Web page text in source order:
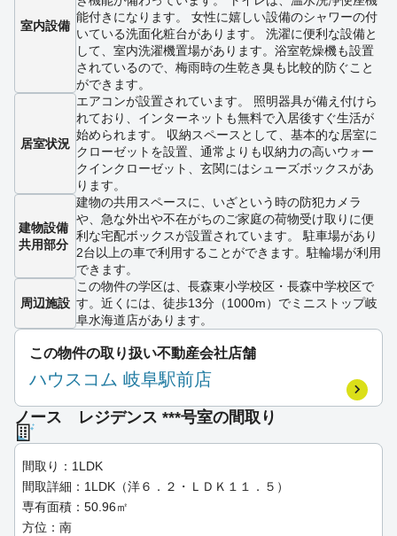
室内設備
能付きになります。 女性に嬉しい設備のシャワーの付
いている洗面化粧台があります。 洗濯に便利な設備と
して、室内洗濯機置場があります。浴室乾燥機も設置
されているので、梅雨時の生乾き臭も比較的防ぐこと
ができます。
居室状況
エアコンが設置されています。 照明器具が備え付けら
れており、インターネットも無料で入居後すぐ生活が
始められます。 収納スペースとして、基本的な居室に
クローゼットを設置、通常よりも収納力の高いウォー
クインクローゼット、玄関にはシューズボックスがあ
ります。
建物設備
共用部分
建物の共用スペースに、いざという時の防犯カメラ
や、急な外出や不在がちのご家庭の荷物受け取りに便
利な宅配ボックスが設置されています。 駐車場があり
2台以上の車で利用することができます。駐輪場が利用
できます。
周辺施設
この物件の学区は、長森東小学校区・長森中学校区で
す。近くには、徒歩13分（1000m）でミニストップ岐
阜水海道店があります。
この物件の取り扱い不動産会社店舗
ハウスコム 岐阜駅前店
ノース レジデンス ***号室の間取り
間取り：1LDK
間取詳細：1LDK（洋６．２・ＬＤＫ１１．５）
専有面積：50.96㎡
方位：南